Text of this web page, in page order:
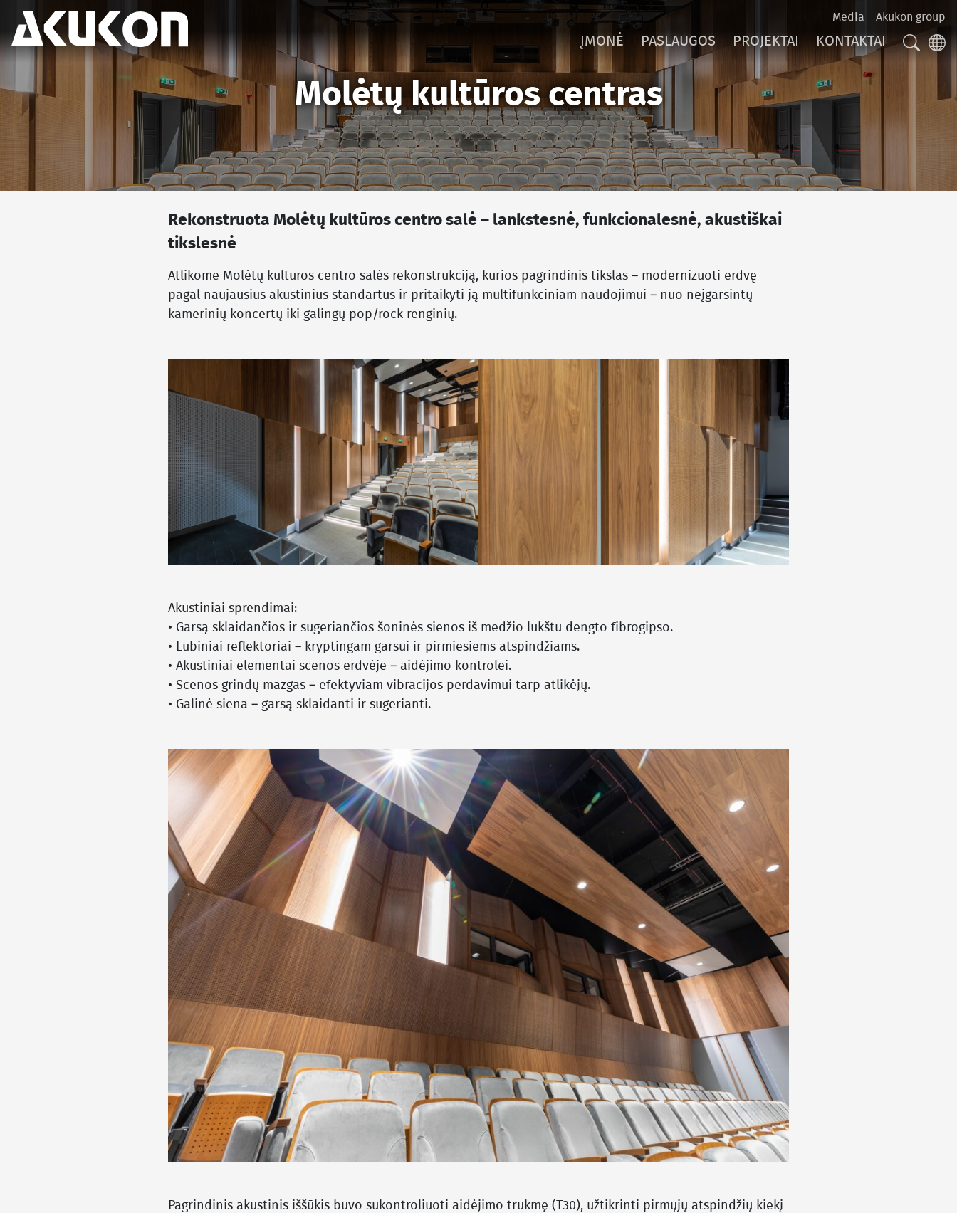
ĮMONĖ PASLAUGOS PROJEKTAI
KONTAKTAI
Media Akukon group
Molėtų kultūros centras
Rekonstruota Molėtų kultūros centro salė – lankstesnė, funkcionalesnė, akustiškai
tikslesnė
Atlikome Molėtų kultūros centro salės rekonstrukciją, kurios pagrindinis tikslas – modernizuoti erdvę
pagal naujausius akustinius standartus ir pritaikyti ją multifunkciniam naudojimui – nuo neįgarsintų
kamerinių koncertų iki galingų pop/rock renginių.
Akustiniai sprendimai:
• Garsą sklaidančios ir sugeriančios šoninės sienos iš medžio lukštu dengto fibrogipso.
• Lubiniai reflektoriai – kryptingam garsui ir pirmiesiems atspindžiams.
• Akustiniai elementai scenos erdvėje – aidėjimo kontrolei.
• Scenos grindų mazgas – efektyviam vibracijos perdavimui tarp atlikėjų.
• Galinė siena – garsą sklaidanti ir sugerianti.
Pagrindinis akustinis iššūkis buvo sukontroliuoti aidėjimo trukmę (T30), užtikrinti pirmųjų atspindžių kiekį